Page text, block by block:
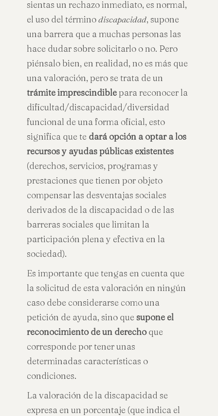
sientas un rechazo inmediato, es normal,
el uso del términodiscapacidad, supone
una barrera que a muchas personas las
hace dudar sobre solicitarlo o no. Pero
piénsalo bien, en realidad, no es más que
una valoración, pero se trata de un
trámite imprescindiblepara reconocer la
dificultad/discapacidad/diversidad
funcional de una forma oficial, esto
significa que te dará opción a optar a los
recursos y ayudas públicas existentes
(derechos, servicios, programas y
prestaciones que tienen por objeto
compensar las desventajas sociales
derivados de la discapacidad o de las
barreras sociales que limitan la
participación plena y efectiva en la
sociedad).
Es importante que tengas en cuenta que
la solicitud de esta valoración en ningún
caso debe considerarse como una
petición de ayuda, sino quesupone el
reconocimiento de un derechoque
corresponde por tener unas
determinadas características o
condiciones.
La valoración de la discapacidad se
expresa en un porcentaje (que indica el